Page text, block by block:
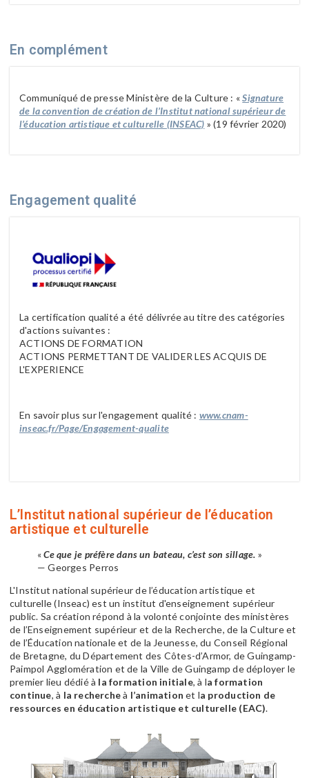
En complément
Communiqué de presse Ministère de la Culture : «Signature
de la convention de création de l’Institut national supérieur de
l’éducation artistique et culturelle (INSEAC) » (19 février 2020)
Engagement qualité
La certification qualité a été délivrée au titre des catégories
d'actions suivantes :
ACTIONS DE FORMATION
ACTIONS PERMETTANT DE VALIDER LES ACQUIS DE
L'EXPERIENCE
En savoir plus sur l'engagement qualité : www.cnam-
inseac.fr/Page/Engagement-qualite
L’Institut national supérieur de l’éducation
artistique et culturelle
«Ce que je préfère dans un bateau, c’est son sillage. »
— Georges Perros
L'Institut national supérieur de l’éducation artistique et
culturelle (Inseac) est un institut d'enseignement supérieur
public. Sa création répond à la volonté conjointe des ministères
de l’Enseignement supérieur et de la Recherche, de la Culture et
de l’Éducation nationale et de la Jeunesse, du Conseil Régional
de Bretagne, du Département des Côtes-d’Armor, de Guingamp-
Paimpol Agglomération et de la Ville de Guingamp de déployer le
premier lieu dédié à la formation initiale, à la formation
continue, à la rechercheà l’animation et la production de
ressources en éducation artistique et culturelle (EAC).